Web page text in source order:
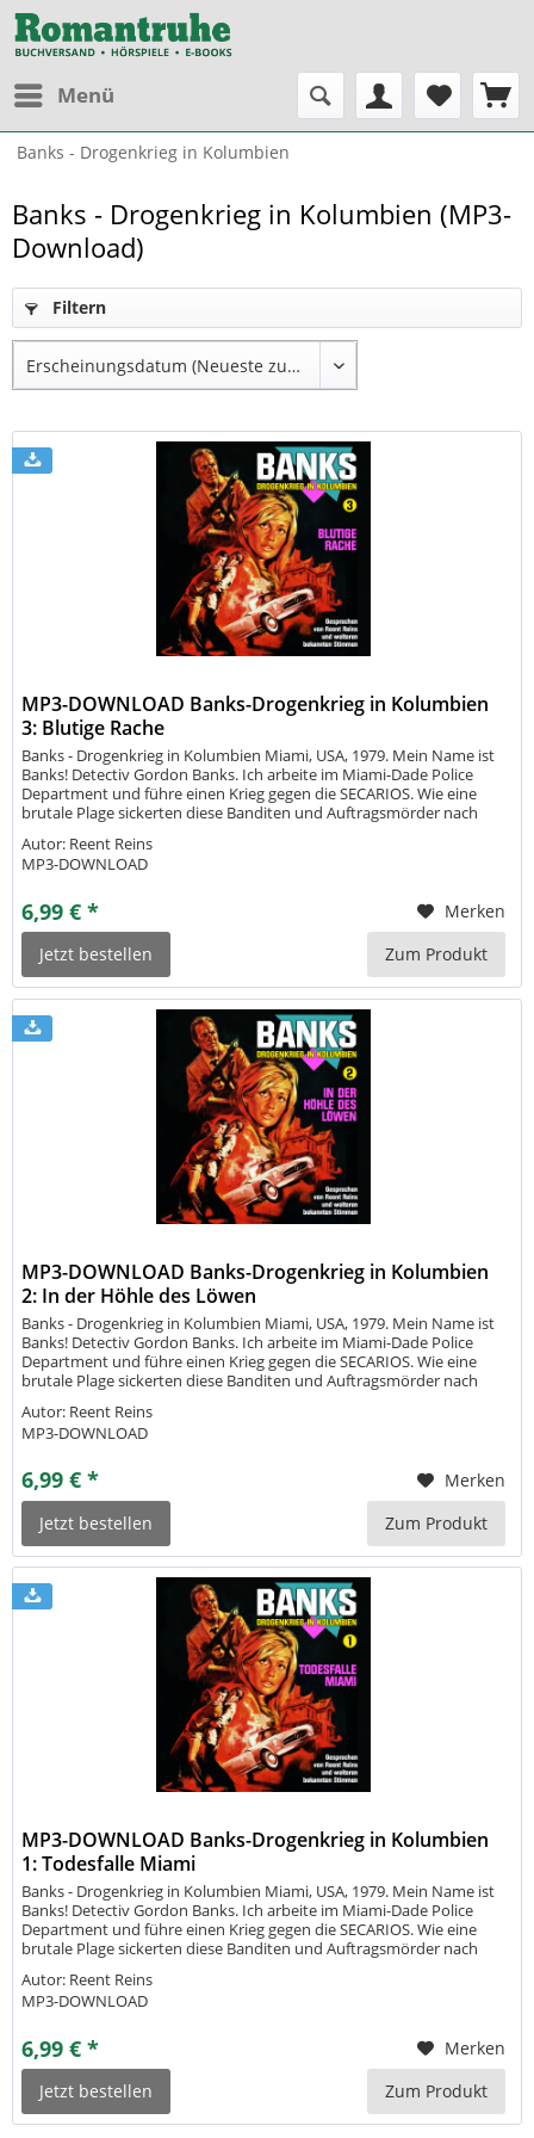
Menü
Banks - Drogenkrieg in Kolumbien
Banks - Drogenkrieg in Kolumbien (MP3-
Download)
Filtern
MP3-DOWNLOAD Banks-Drogenkrieg in Kolumbien
3: Blutige Rache
Banks - Drogenkrieg in Kolumbien Miami, USA, 1979. Mein Name ist
Banks! Detectiv Gordon Banks. Ich arbeite im Miami-Dade Police
Department und führe einen Krieg gegen die SECARIOS. Wie eine
brutale Plage sickerten diese Banditen und Auftragsmörder nach
Drogenbosse...
Autor: Reent Reins
MP3-DOWNLOAD
6,99 € *
Merken
Jetzt bestellen
Zum Produkt
MP3-DOWNLOAD Banks-Drogenkrieg in Kolumbien
2: In der Höhle des Löwen
Banks - Drogenkrieg in Kolumbien Miami, USA, 1979. Mein Name ist
Banks! Detectiv Gordon Banks. Ich arbeite im Miami-Dade Police
Department und führe einen Krieg gegen die SECARIOS. Wie eine
brutale Plage sickerten diese Banditen und Auftragsmörder nach
Drogenbosse...
Autor: Reent Reins
MP3-DOWNLOAD
6,99 € *
Merken
Jetzt bestellen
Zum Produkt
MP3-DOWNLOAD Banks-Drogenkrieg in Kolumbien
1: Todesfalle Miami
Banks - Drogenkrieg in Kolumbien Miami, USA, 1979. Mein Name ist
Banks! Detectiv Gordon Banks. Ich arbeite im Miami-Dade Police
Department und führe einen Krieg gegen die SECARIOS. Wie eine
brutale Plage sickerten diese Banditen und Auftragsmörder nach
Drogenbosse...
Autor: Reent Reins
MP3-DOWNLOAD
6,99 € *
Merken
Jetzt bestellen
Zum Produkt